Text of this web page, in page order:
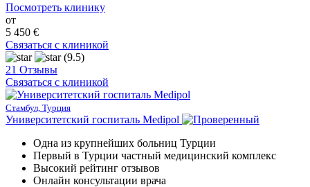
Посмотреть клинику
от
5 450 €
Связаться с клиникой
(9.5)
21 Отзывы
Связаться с клиникой
Стамбул, Турция
Университетский госпиталь Medipol
Одна из крупнейших больниц Турции
Первый в Турции частный медицинский комплекс
Высокий рейтинг отзывов
Онлайн консультации врача